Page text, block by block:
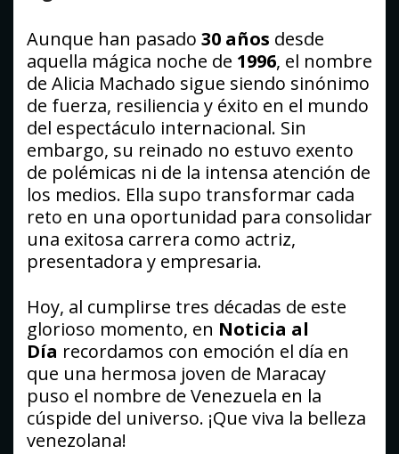
Aunque han pasado 30 años desde
aquella mágica noche de 1996, el nombre
de Alicia Machado sigue siendo sinónimo
de fuerza, resiliencia y éxito en el mundo
del espectáculo internacional. Sin
embargo, su reinado no estuvo exento
de polémicas ni de la intensa atención de
los medios. Ella supo transformar cada
reto en una oportunidad para consolidar
una exitosa carrera como actriz,
presentadora y empresaria.
Hoy, al cumplirse tres décadas de este
glorioso momento, en Noticia al
Día recordamos con emoción el día en
que una hermosa joven de Maracay
puso el nombre de Venezuela en la
cúspide del universo. ¡Que viva la belleza
venezolana!